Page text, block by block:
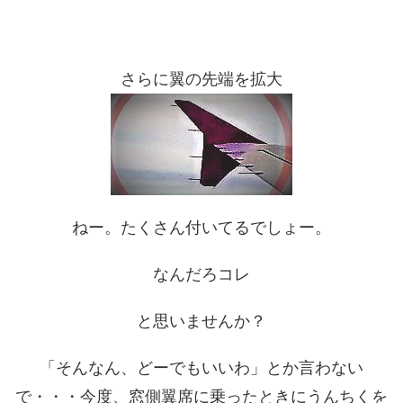
さらに翼の先端を拡大
ねー。たくさん付いてるでしょー。
なんだろコレ
と思いませんか？
「そんなん、どーでもいいわ」とか言わない
で・・・今度、窓側翼席に乗ったときにうんちくを